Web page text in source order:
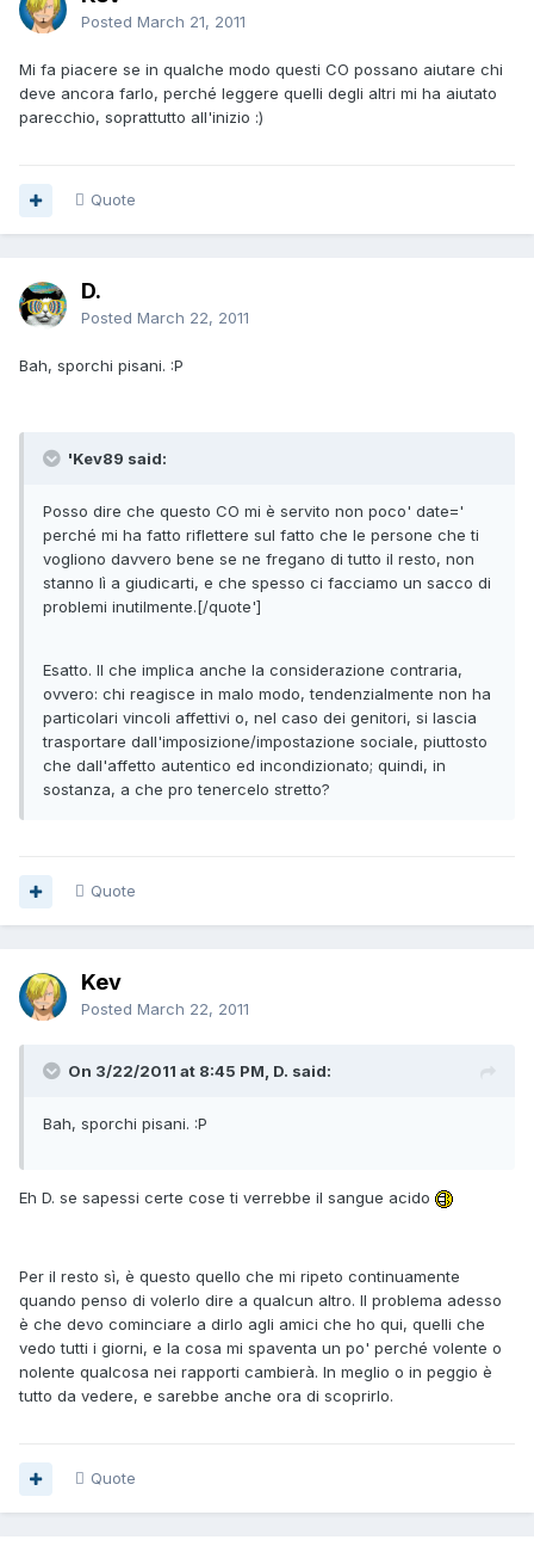
Posted March 21, 2011
Mi fa piacere se in qualche modo questi CO possano aiutare chi
deve ancora farlo, perché leggere quelli degli altri mi ha aiutato
parecchio, soprattutto all'inizio :)
Quote
D.
Posted March 22, 2011
Bah, sporchi pisani. :P
'Kev89 said:
Posso dire che questo CO mi è servito non poco' date='
perché mi ha fatto riflettere sul fatto che le persone che ti
vogliono davvero bene se ne fregano di tutto il resto, non
stanno lì a giudicarti, e che spesso ci facciamo un sacco di
problemi inutilmente.[/quote']
Esatto. Il che implica anche la considerazione contraria,
ovvero: chi reagisce in malo modo, tendenzialmente non ha
particolari vincoli affettivi o, nel caso dei genitori, si lascia
trasportare dall'imposizione/impostazione sociale, piuttosto
che dall'affetto autentico ed incondizionato; quindi, in
sostanza, a che pro tenercelo stretto?
Quote
Kev
Posted March 22, 2011
On 3/22/2011 at 8:45 PM, D. said:
Bah, sporchi pisani. :P
Eh D. se sapessi certe cose ti verrebbe il sangue acido
Per il resto sì, è questo quello che mi ripeto continuamente
quando penso di volerlo dire a qualcun altro. Il problema adesso
è che devo cominciare a dirlo agli amici che ho qui, quelli che
vedo tutti i giorni, e la cosa mi spaventa un po' perché volente o
nolente qualcosa nei rapporti cambierà. In meglio o in peggio è
tutto da vedere, e sarebbe anche ora di scoprirlo.
Quote